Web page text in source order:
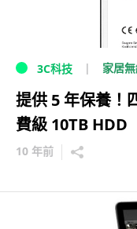
3C科技 家居
提供 5 年保養！
費級 10TB HDD
10 年前